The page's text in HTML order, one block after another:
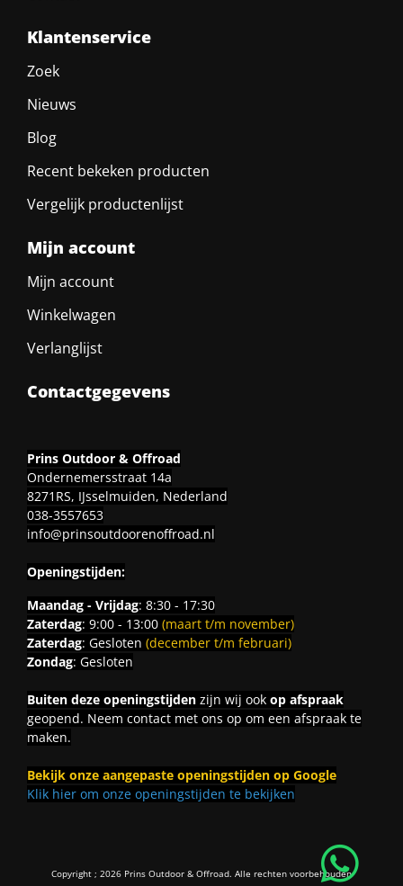
Klantenservice
Zoek
Nieuws
Blog
Recent bekeken producten
Vergelijk productenlijst
Mijn account
Mijn account
Winkelwagen
Verlanglijst
Contactgegevens
Prins Outdoor & Offroad
Ondernemersstraat 14a
8271RS, IJsselmuiden, Nederland
038-3557653
info@prinsoutdoorenoffroad.nl
Openingstijden:
Maandag - Vrijdag: 8:30 - 17:30
Zaterdag: 9:00 - 13:00 (maart t/m november)
Zaterdag: Gesloten (december t/m februari)
Zondag: Gesloten
Buiten deze openingstijdenzijn wij ook op afspraak
geopend. Neem contact met ons op om een afspraak te
maken.
Bekijk onze aangepaste openingstijden op Google
Klik hier om onze openingstijden te bekijken
Copyright ; 2026 Prins Outdoor & Offroad. Alle rechten voorbehouden